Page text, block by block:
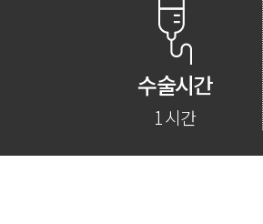
수술시간
1 시간